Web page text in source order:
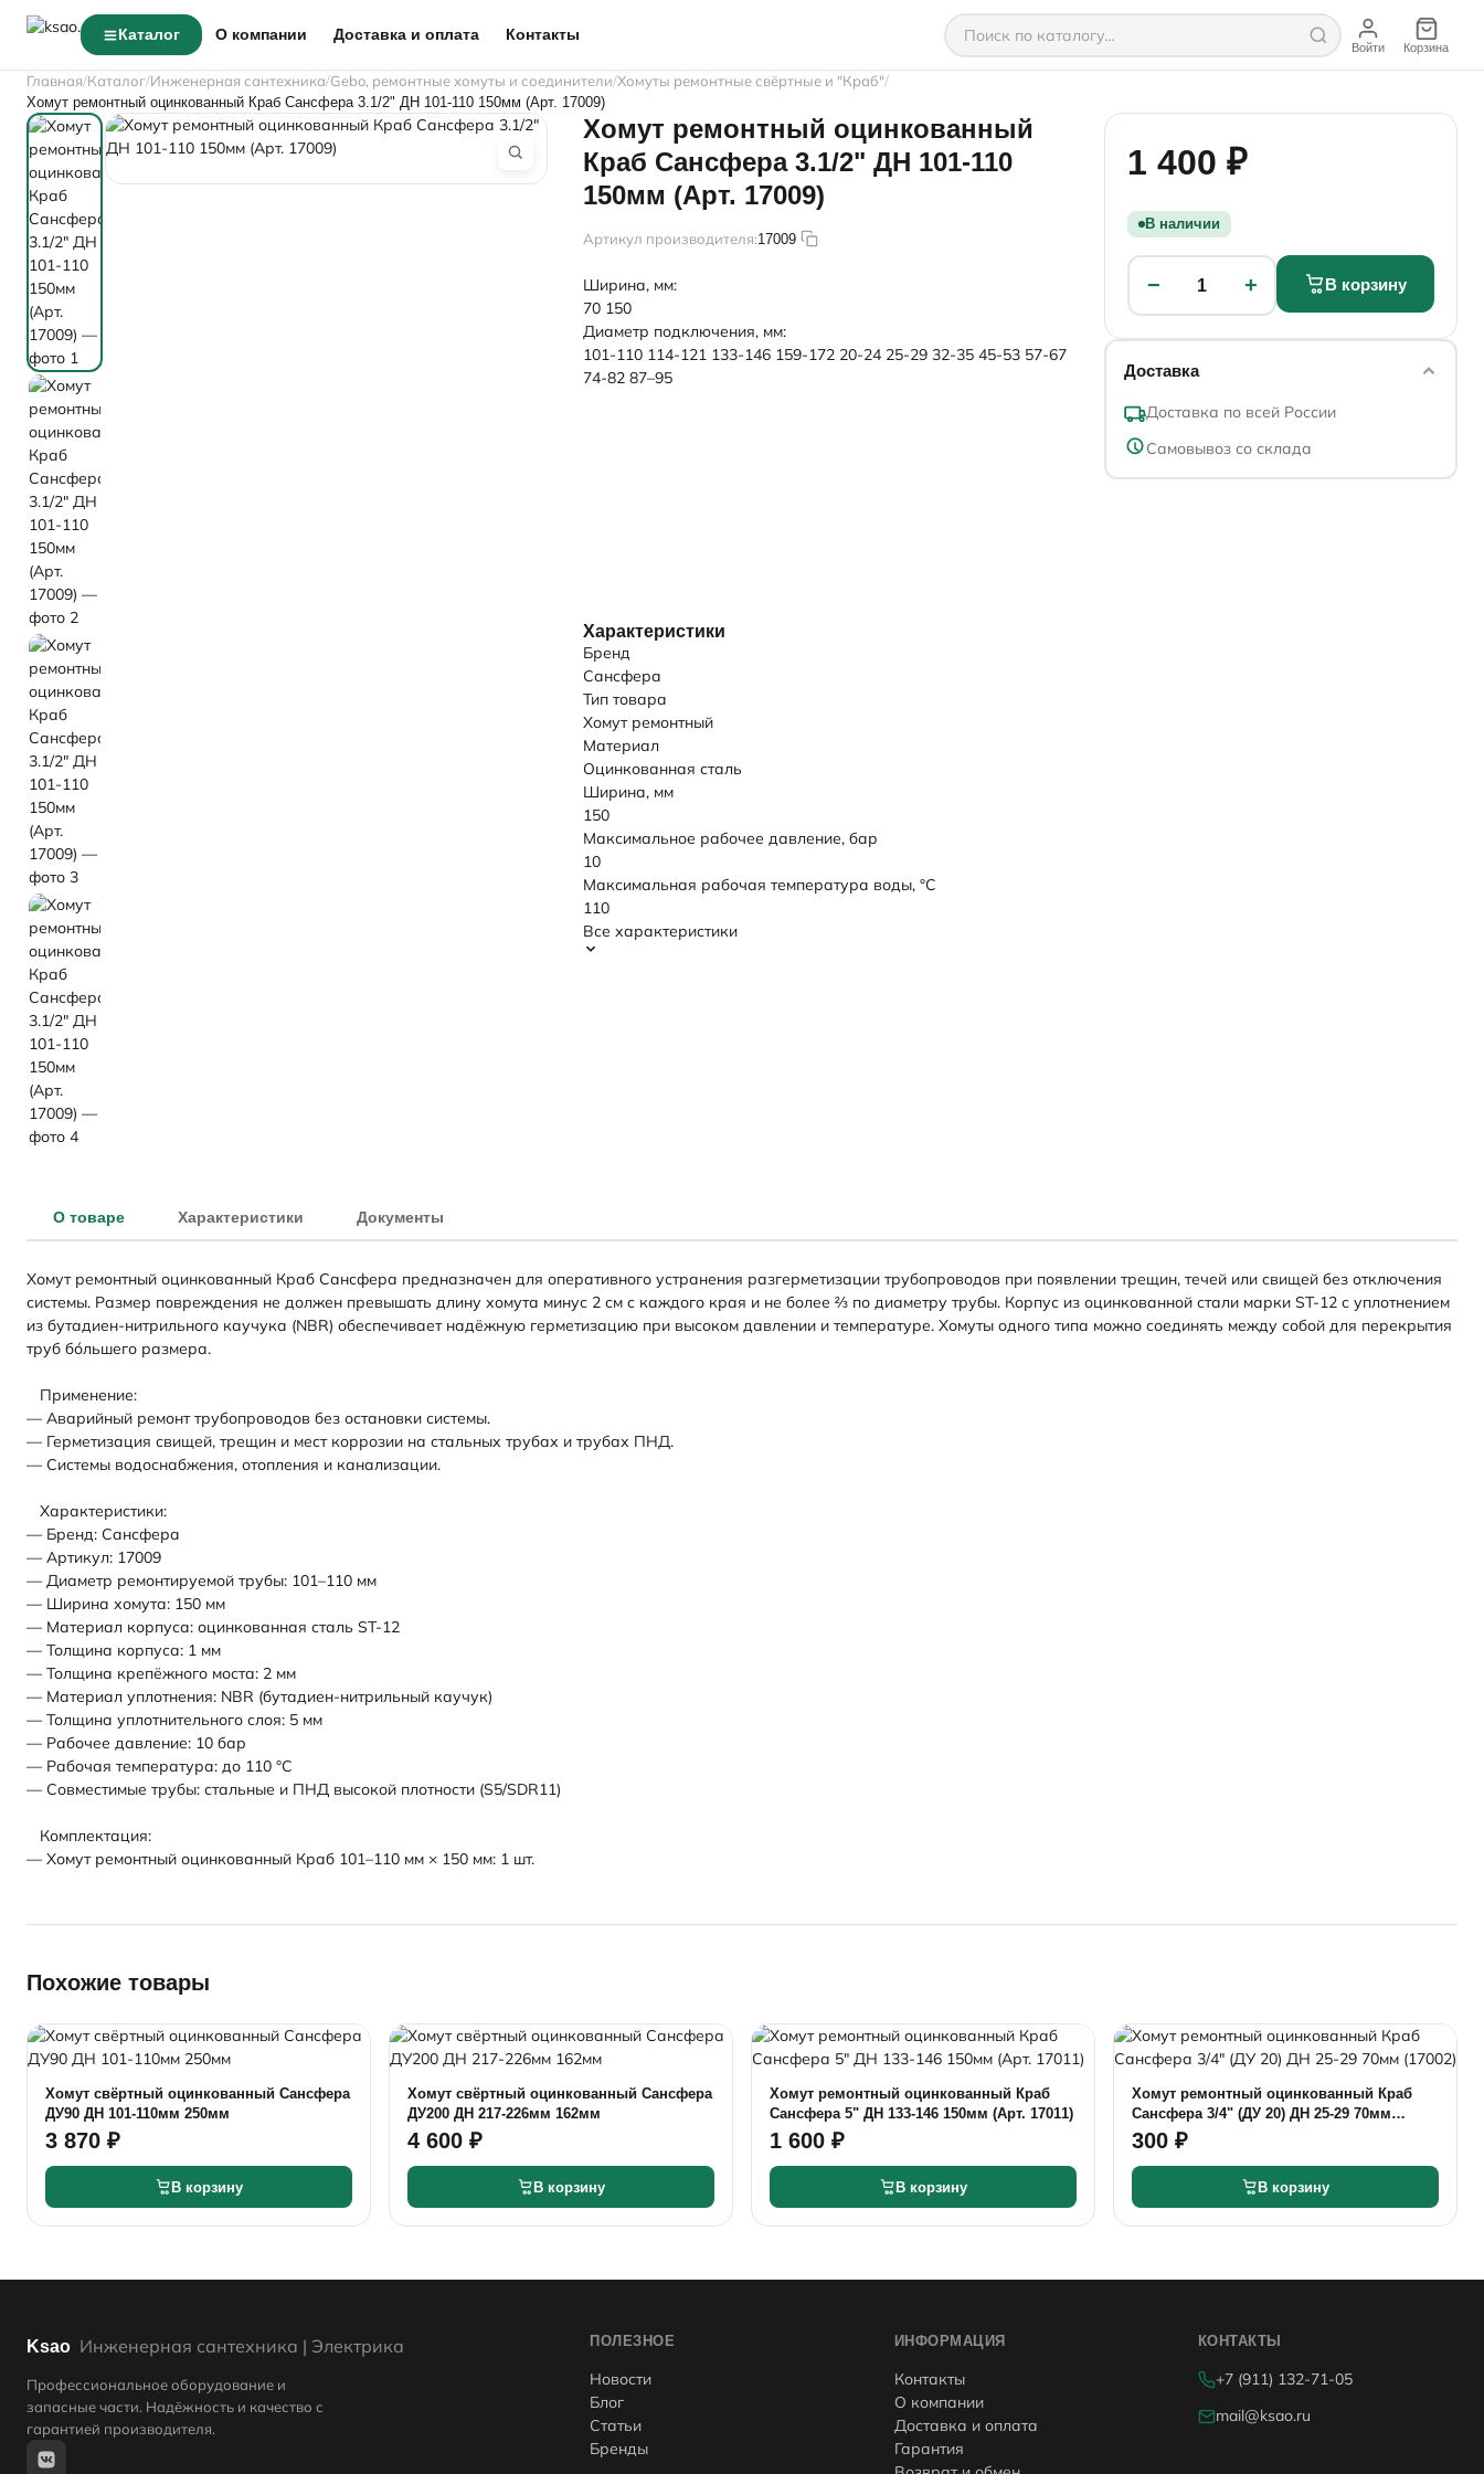
Каталог О компании Доставка и оплата Контакты
Войти Корзина
Главная Каталог Инженерная сантехника Gebo, ремонтные хомуты и соединители Хомуты ремонтные свёртные и "Краб"
Хомут ремонтный оцинкованный Краб Сансфера 3.1/2" ДН 101-110 150мм (Арт. 17009)
Хомут ремонтный оцинкованный
Краб Сансфера 3.1/2" ДН 101-110
150мм (Арт. 17009)
Артикул производителя:17009
Ширина, мм:
70 150
Диаметр подключения, мм:
101-110 114-121 133-146 159-172 20-24 25-29 32-35 45-53 57-67
74-82 87–95
1 400 ₽
В наличии
− 1 + В корзину
Доставка
Доставка по всей России
Самовывоз со склада
Характеристики
Бренд
Сансфера
Тип товара
Хомут ремонтный
Материал
Оцинкованная сталь
Ширина, мм
150
Максимальное рабочее давление, бар
10
Максимальная рабочая температура воды, °C
110
Все характеристики
О товаре Характеристики Документы
Хомут ремонтный оцинкованный Краб Сансфера предназначен для оперативного устранения разгерметизации трубопроводов при появлении трещин, течей или свищей без отключения
системы. Размер повреждения не должен превышать длину хомута минус 2 см с каждого края и не более ⅔ по диаметру трубы. Корпус из оцинкованной стали марки ST-12 с уплотнением
из бутадиен-нитрильного каучука (NBR) обеспечивает надёжную герметизацию при высоком давлении и температуре. Хомуты одного типа можно соединять между собой для перекрытия
труб бо́льшего размера.
Применение:
— Аварийный ремонт трубопроводов без остановки системы.
— Герметизация свищей, трещин и мест коррозии на стальных трубах и трубах ПНД.
— Системы водоснабжения, отопления и канализации.
Характеристики:
— Бренд: Сансфера
— Артикул: 17009
— Диаметр ремонтируемой трубы: 101–110 мм
— Ширина хомута: 150 мм
— Материал корпуса: оцинкованная сталь ST-12
— Толщина корпуса: 1 мм
— Толщина крепёжного моста: 2 мм
— Материал уплотнения: NBR (бутадиен-нитрильный каучук)
— Толщина уплотнительного слоя: 5 мм
— Рабочее давление: 10 бар
— Рабочая температура: до 110 °С
— Совместимые трубы: стальные и ПНД высокой плотности (S5/SDR11)
Комплектация:
— Хомут ремонтный оцинкованный Краб 101–110 мм × 150 мм: 1 шт.
Похожие товары
Хомут свёртный оцинкованный Сансфера
ДУ90 ДН 101-110мм 250мм
3 870 ₽
В корзину
Хомут свёртный оцинкованный Сансфера
ДУ200 ДН 217-226мм 162мм
4 600 ₽
В корзину
Хомут ремонтный оцинкованный Краб
Сансфера 5" ДН 133-146 150мм (Арт. 17011)
1 600 ₽
В корзину
Хомут ремонтный оцинкованный Краб
Сансфера 3/4" (ДУ 20) ДН 25-29 70мм
(17002)
300 ₽
В корзину
Ksao Инженерная сантехника | Электрика
Профессиональное оборудование и
запасные части. Надёжность и качество с
гарантией производителя.
ПОЛЕЗНОЕ
Новости
Блог
Статьи
Бренды
ИНФОРМАЦИЯ
Контакты
О компании
Доставка и оплата
Гарантия
КОНТАКТЫ
+7 (911) 132-71-05
mail@ksao.ru